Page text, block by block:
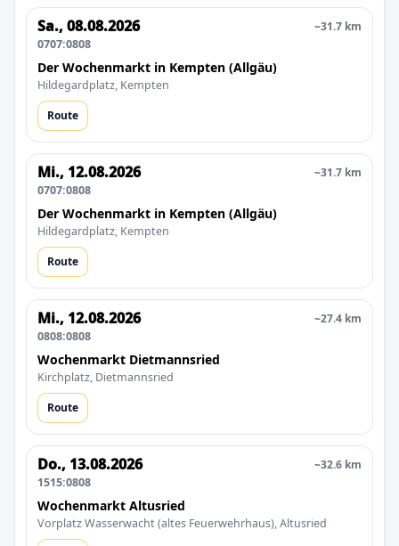
Sa., 08.08.2026
0707:0808
~31.7 km
Der Wochenmarkt in Kempten (Allgäu)
Hildegardplatz, Kempten
Route
Mi., 12.08.2026
0707:0808
~31.7 km
Der Wochenmarkt in Kempten (Allgäu)
Hildegardplatz, Kempten
Route
Mi., 12.08.2026
0808:0808
~27.4 km
Wochenmarkt Dietmannsried
Kirchplatz, Dietmannsried
Route
Do., 13.08.2026
1515:0808
~32.6 km
Wochenmarkt Altusried
Vorplatz Wasserwacht (altes Feuerwehrhaus), Altusried